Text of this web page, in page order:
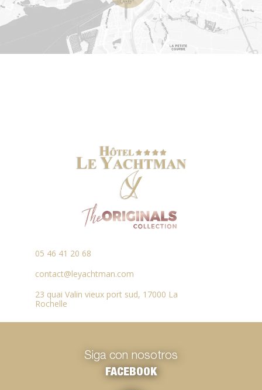
05 46 41 20 68
contact@leyachtman.com
23 quai Valin vieux port sud, 17000 La
Rochelle
Siga con nosotros
FACEBOOK